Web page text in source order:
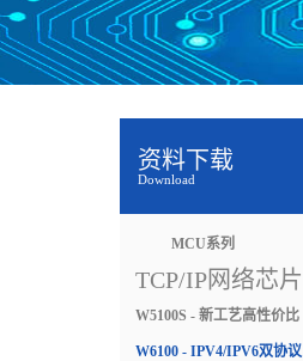
资料下载
Download
MCU系列
TCP/IP网络芯片
W5100S - 新工艺高性价比
W6100 - IPV4/IPV6双协议